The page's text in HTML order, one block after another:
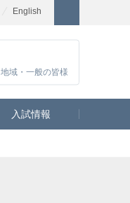
English
地域・一般の皆様
入試情報